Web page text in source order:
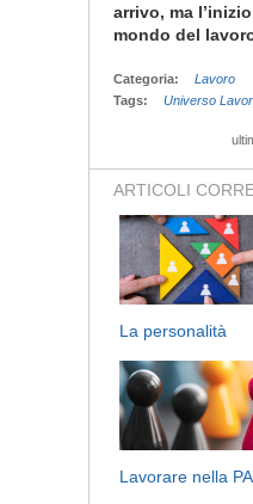
arrivo, ma
mondo del
Categoria:
Lavoro
Tags:
Universo
ARTICOLI
La personalità
Lavorare nella